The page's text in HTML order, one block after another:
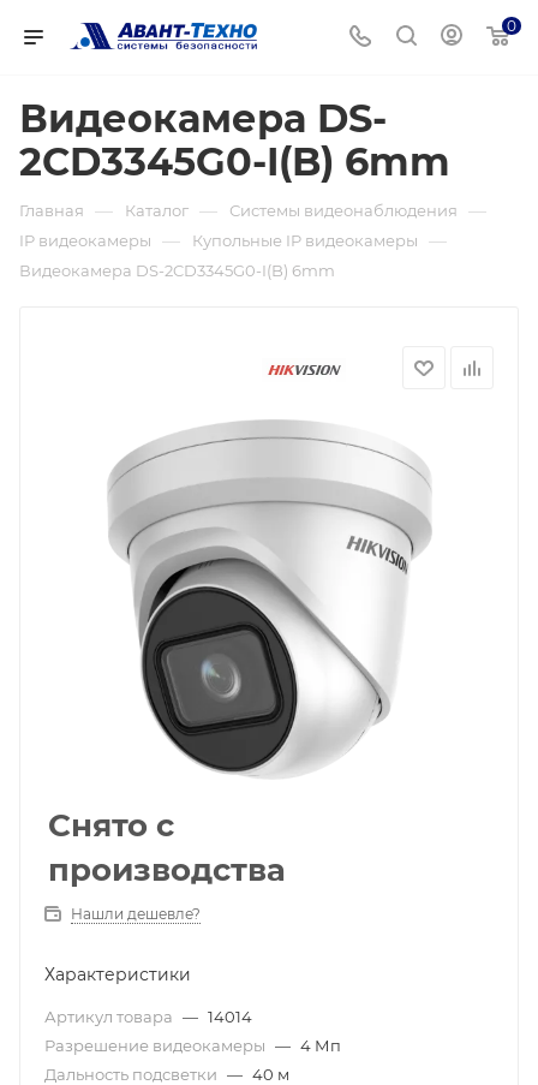
0
Видеокамера DS-
2CD3345G0-I(B) 6mm
Главная — Каталог — Системы видеонаблюдения —
IP видеокамеры — Купольные IP видеокамеры —
Видеокамера DS-2CD3345G0-I(B) 6mm
Снято с
производства
Нашли дешевле?
Характеристики
Артикул товара — 14014
Разрешение видеокамеры — 4 Мп
Дальность подсветки — 40 м